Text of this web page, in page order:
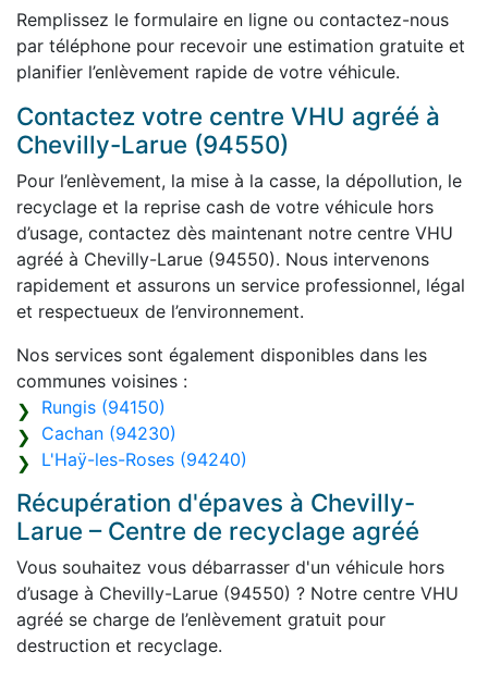
Remplissez le formulaire en ligne ou contactez-nous
par téléphone pour recevoir une estimation gratuite et
planifier l’enlèvement rapide de votre véhicule.
Contactez votre centre VHU agréé à
Chevilly-Larue (94550)
Pour l’enlèvement, la mise à la casse, la dépollution, le
recyclage et la reprise cash de votre véhicule hors
d’usage, contactez dès maintenant notre centre VHU
agréé à Chevilly-Larue (94550). Nous intervenons
rapidement et assurons un service professionnel, légal
et respectueux de l’environnement.
Nos services sont également disponibles dans les
communes voisines :
Rungis (94150)
Cachan (94230)
L'Haÿ-les-Roses (94240)
Récupération d'épaves à Chevilly-
Larue – Centre de recyclage agréé
Vous souhaitez vous débarrasser d'un véhicule hors
d’usage à Chevilly-Larue (94550) ? Notre centre VHU
agréé se charge de l’enlèvement gratuit pour
destruction et recyclage.